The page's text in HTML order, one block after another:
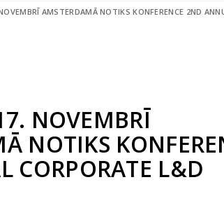
AMSTERDAMĀ NOTIKS KONFERENCE 2ND
NOVEMBRĪ
NOTIKS
CORPORATE L&D